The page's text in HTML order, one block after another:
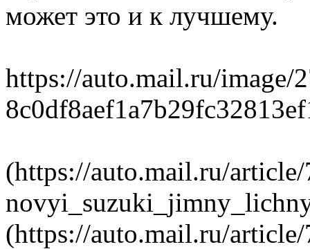
может это и к лучшему.
https://auto.mail.ru/image/
(https://auto.mail.ru/
(https://auto.mail.ru/